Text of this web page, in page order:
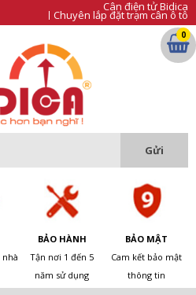
Cân điện tử Bidica
Chuyên lắp đặt trạm cân ô tô
BẢO HÀNH
Tận nơi 1 đến 5
năm sử dụng
BẢO MẬT
Cam kết bảo mật
thông tin
0